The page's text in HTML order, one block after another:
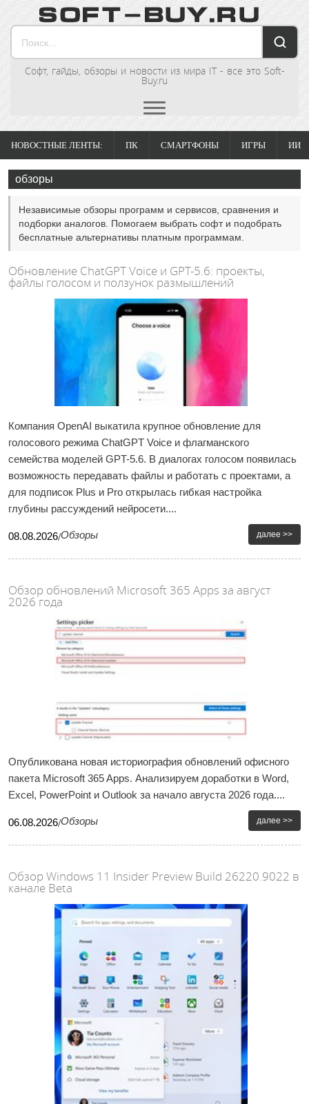
Софт, гайды, обзоры и новости из мира IT - все это Soft-
Buy.ru
НОВОСТНЫЕ ЛЕНТЫ: ПК СМАРТФОНЫ ИГРЫ ИИ
обзоры
Независимые обзоры программ и сервисов, сравнения и
подборки аналогов. Помогаем выбрать софт и подобрать
бесплатные альтернативы платным программам.
Обновление ChatGPT Voice и GPT-5.6: проекты,
файлы голосом и ползунок размышлений
Компания OpenAI выкатила крупное обновление для
голосового режима ChatGPT Voice и флагманского
семейства моделей GPT-5.6. В диалогах голосом появилась
возможность передавать файлы и работать с проектами, а
для подписок Plus и Pro открылась гибкая настройка
глубины рассуждений нейросети....
08.08.2026/Обзоры далее >>
Обзор обновлений Microsoft 365 Apps за август
2026 года
Опубликована новая историография обновлений офисного
пакета Microsoft 365 Apps. Анализируем доработки в Word,
Excel, PowerPoint и Outlook за начало августа 2026 года....
06.08.2026/Обзоры далее >>
Обзор Windows 11 Insider Preview Build 26220.9022 в
канале Beta